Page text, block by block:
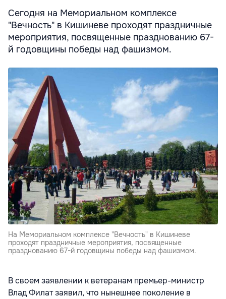
Сегодня на Мемориальном комплексе
"Вечность" в Кишиневе проходят праздничные
мероприятия, посвященные празднованию 67-
й годовщины победы над фашизмом.
На Мемориальном комплексе "Вечность" в Кишиневе
проходят праздничные мероприятия, посвященные
празднованию 67-й годовщины победы над фашизмом.
В своем заявлении к ветеранам премьер-министр
Влад Филат заявил, что нынешнее поколение в